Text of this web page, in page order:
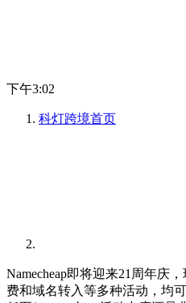
下午3:02
科灯跨境首页
Namecheap即将迎来21周年庆
费和域名转入等多种活动，均